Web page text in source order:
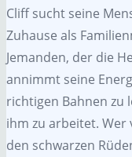
Cliff sucht seine
Zuhause als
Jemanden, der die
annimmt seine
richtigen Bahnen zu
ihm zu arbeitet. Wer
den schwarzen